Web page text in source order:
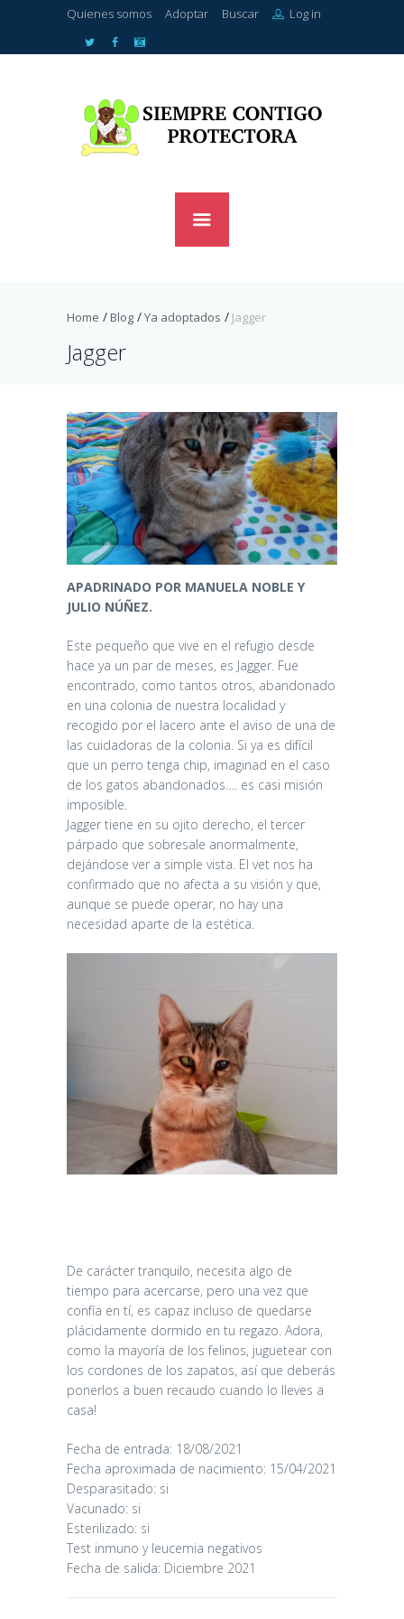
Quienes somos Adoptar Buscar Log in
Home Blog Ya adoptados Jagger
Jagger
APADRINADO POR MANUELA NOBLE Y
JULIO NÚÑEZ.
Este pequeño que vive en el refugio desde
hace ya un par de meses, es Jagger. Fue
encontrado, como tantos otros, abandonado
en una colonia de nuestra localidad y
recogido por el lacero ante el aviso de una de
las cuidadoras de la colonia. Si ya es difícil
que un perro tenga chip, imaginad en el caso
de los gatos abandonados…. es casi misión
imposible.
Jagger tiene en su ojito derecho, el tercer
párpado que sobresale anormalmente,
dejándose ver a simple vista. El vet nos ha
confirmado que no afecta a su visión y que,
aunque se puede operar, no hay una
necesidad aparte de la estética.
De carácter tranquilo, necesita algo de
tiempo para acercarse, pero una vez que
confía en tí, es capaz incluso de quedarse
plácidamente dormido en tu regazo. Adora,
como la mayoría de los felinos, juguetear con
los cordones de los zapatos, así que deberás
ponerlos a buen recaudo cuando lo lleves a
casa!
Fecha de entrada: 18/08/2021
Fecha aproximada de nacimiento: 15/04/2021
Desparasitado: si
Vacunado: si
Esterilizado: si
Test inmuno y leucemia negativos
Fecha de salida: Diciembre 2021
CANDY
16/06/2026